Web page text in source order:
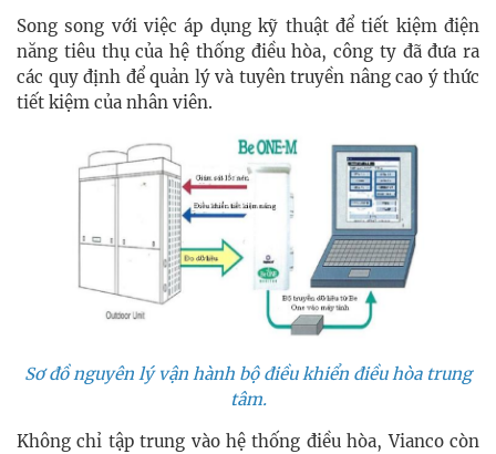
Song song với việc áp dụng kỹ thuật để tiết kiệm điện
năng tiêu thụ của hệ thống điều hòa, công ty đã đưa ra
các quy định để quản lý và tuyên truyền nâng cao ý thức
tiết kiệm của nhân viên.
Sơ đồ nguyên lý vận hành bộ điều khiển điều hòa trung
tâm.
Không chỉ tập trung vào hệ thống điều hòa, Vianco còn